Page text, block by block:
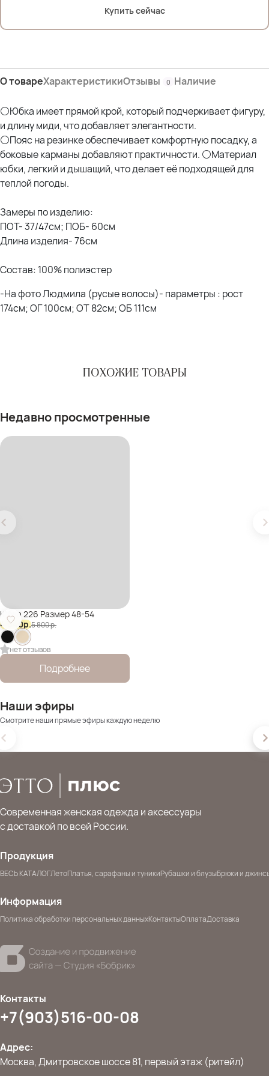
Купить сейчас
О товареХарактеристикиОтзывы 0 Наличие
⚪Юбка имеет прямой крой, который подчеркивает фигуру,
и длину миди, что добавляет элегантности.
⚪Пояс на резинке обеспечивает комфортную посадку, а
боковые карманы добавляют практичности. ⚪Материал
юбки, легкий и дышащий, что делает её подходящей для
теплой погоды.
Замеры по изделию:
ПОТ- 37/47см; ПОБ- 60см
Длина изделия- 76см
Состав: 100% полиэстер
-На фото Людмила (русые волосы)- параметры : рост
174см; ОГ 100см; ОТ 82см; ОБ 111см
ПОХОЖИЕ ТОВАРЫ
Недавно просмотренные
Юбка 226 Размер 48-54
4 640р.5 800р.
нет отзывов
Подробнее
Наши эфиры
Смотрите наши прямые эфиры каждую неделю
Современная женская одежда и аксессуары
с доставкой по всей России.
Продукция
ВЕСЬ КАТАЛОГЛетоПлатья, сарафаны и туникиРубашки и блузыБрюки и
Информация
Политика обработки персональных данныхКонтактыОплатаДоставка
Контакты
+7(903)516-00-08
Адрес:
Москва, Дмитровское шоссе 81, первый этаж (ритейл)